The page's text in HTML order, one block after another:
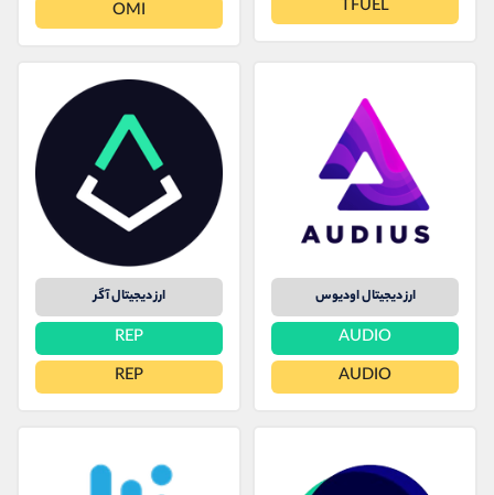
TFUEL
OMI
ارز دیجیتال اودیوس
AUDIO
AUDIO
ارز دیجیتال آگر
REP
REP
@alirezamehrabi_official